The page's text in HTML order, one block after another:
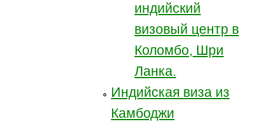
индийский
визовый центр в
Коломбо, Шри
Ланка.
Индийская виза из
Камбоджи